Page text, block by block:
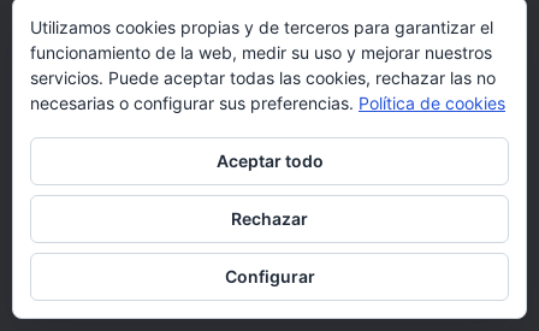
Utilizamos cookies propias y de terceros para garantizar el
funcionamiento de la web, medir su uso y mejorar nuestros
servicios. Puede aceptar todas las cookies, rechazar las no
necesarias o configurar sus preferencias. Política de cookies
Aceptar todo
Rechazar
Configurar